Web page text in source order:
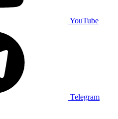
YouTube
Telegram